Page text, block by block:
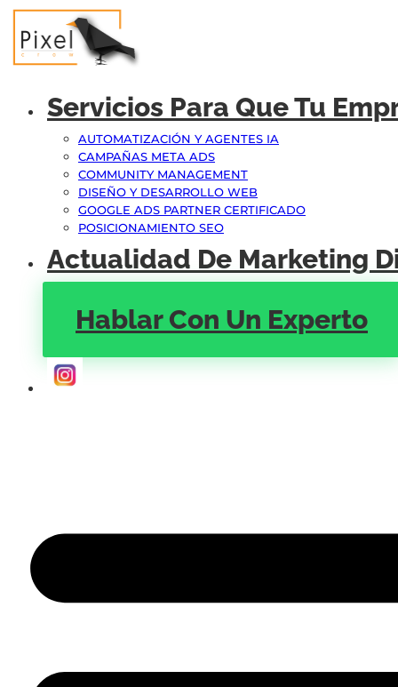
Servicios Para Que Tu
AUTOMATIZACIÓN Y AGENTES IA
CAMPAÑAS META ADS
COMMUNITY MANAGEMENT
DISEÑO Y DESARROLLO WEB
GOOGLE ADS PARTNER CERTIFICADO
POSICIONAMIENTO SEO
Actualidad De Marketing
Hablar Con Un Experto